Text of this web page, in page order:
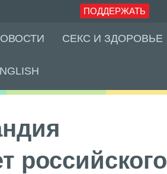
ПОДДЕРЖАТЬ
СЕКС И ЗДОРОВЬЕ
российского